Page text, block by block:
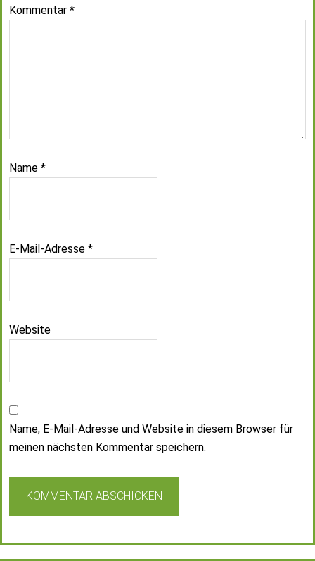
Kommentar *
Name *
E-Mail-Adresse *
Website
Name, E-Mail-Adresse und Website in diesem Browser für
meinen nächsten Kommentar speichern.